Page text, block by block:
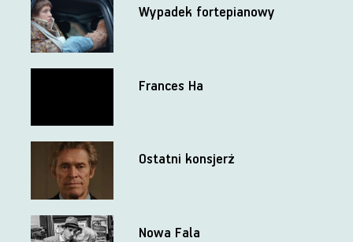
Wypadek fortepianowy
Frances Ha
Ostatni konsjerż
Nowa Fala